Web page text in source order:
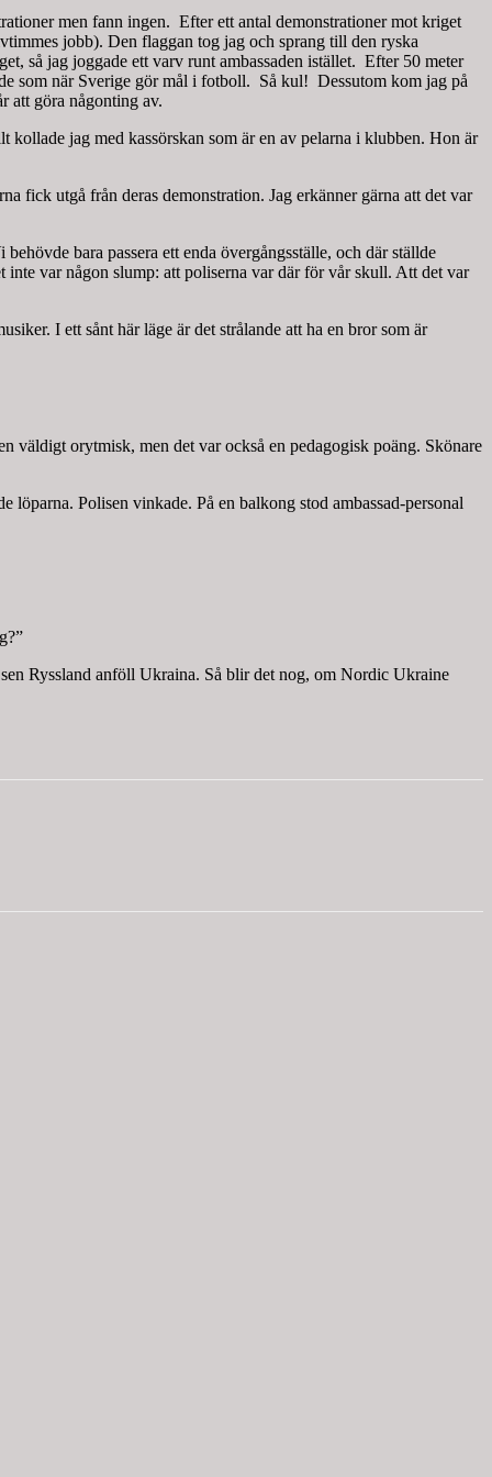
men fann ingen. Efter ett antal demonstrationer mot kriget
jobb). Den flaggan tog jag och sprang till den ryska
så jag joggade ett varv runt ambassaden istället. Efter 50 meter
som när Sverige gör mål i fotboll. Så kul! Dessutom kom jag på
att göra någonting av.
jag med kassörskan som är en av pelarna i klubben. Hon är
fick utgå från deras demonstration. Jag erkänner gärna att det var
bara passera ett enda övergångsställe, och där ställde
inte var någon slump: att poliserna var där för vår skull. Att det var
I ett sånt här läge är det strålande att ha en bror som är
väldigt orytmisk, men det var också en pedagogisk poäng. Skönare
Polisen vinkade. På en balkong stod ambassad-personal
Ryssland anföll Ukraina. Så blir det nog, om Nordic Ukraine